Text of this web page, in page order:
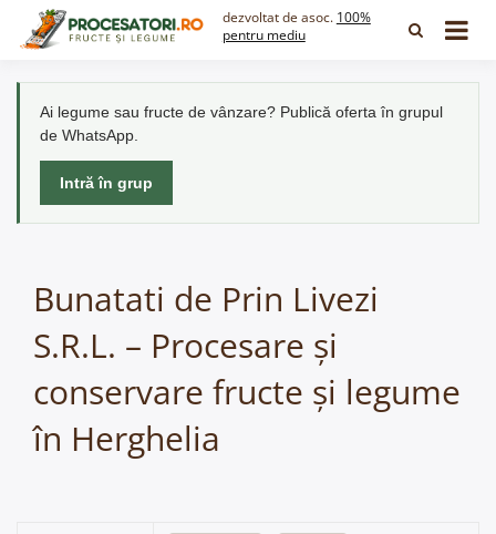
dezvoltat de asoc. 100%
pentru mediu
Ai legume sau fructe de vânzare? Publică oferta în grupul
de WhatsApp.
Intră în grup
Bunatati de Prin Livezi
S.R.L. – Procesare și
conservare fructe și legume
în Herghelia